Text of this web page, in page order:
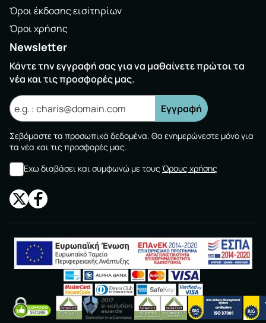
Όροι έκδοσης εισiτηρίων
Όροι χρήσης
Newsletter
Κάντε την εγγραφή σας για να μαθαίνετε πρώτοι τα
νέα και τις προσφορές μας.
Εγγραφή
Σεβόμαστε τα προσωπικά δεδομένα. Θα ενημερώνεστε μόνο για
τα νέα και τις προσφορές μας.
Εχω διαβάσει και συμφωνώ με τους Όρους χρήσης